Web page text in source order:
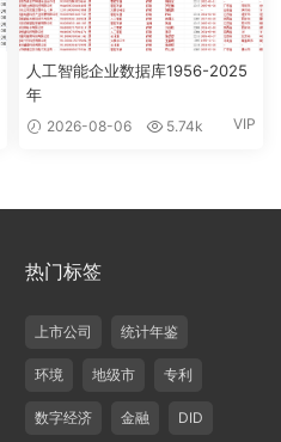
人工智能企业数据库1956-2025
年
2026-08-06 5.74k VIP
热门标签
上市公司 统计年鉴
环境 地级市 专利
数字经济 金融 DID